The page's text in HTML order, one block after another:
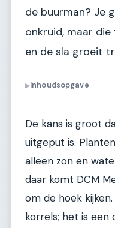
de buurman? Je
onkruid, maar
en de sla groeit
▶Inhoudsopgave
De kans is groot
uitgeput is.
alleen zon en
daar komt DCM
om de hoek
korrels; het is